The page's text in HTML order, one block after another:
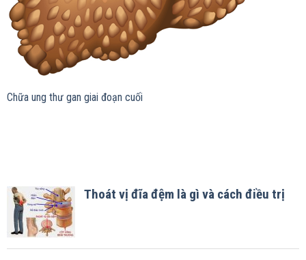
Chữa ung thư gan giai đoạn cuối